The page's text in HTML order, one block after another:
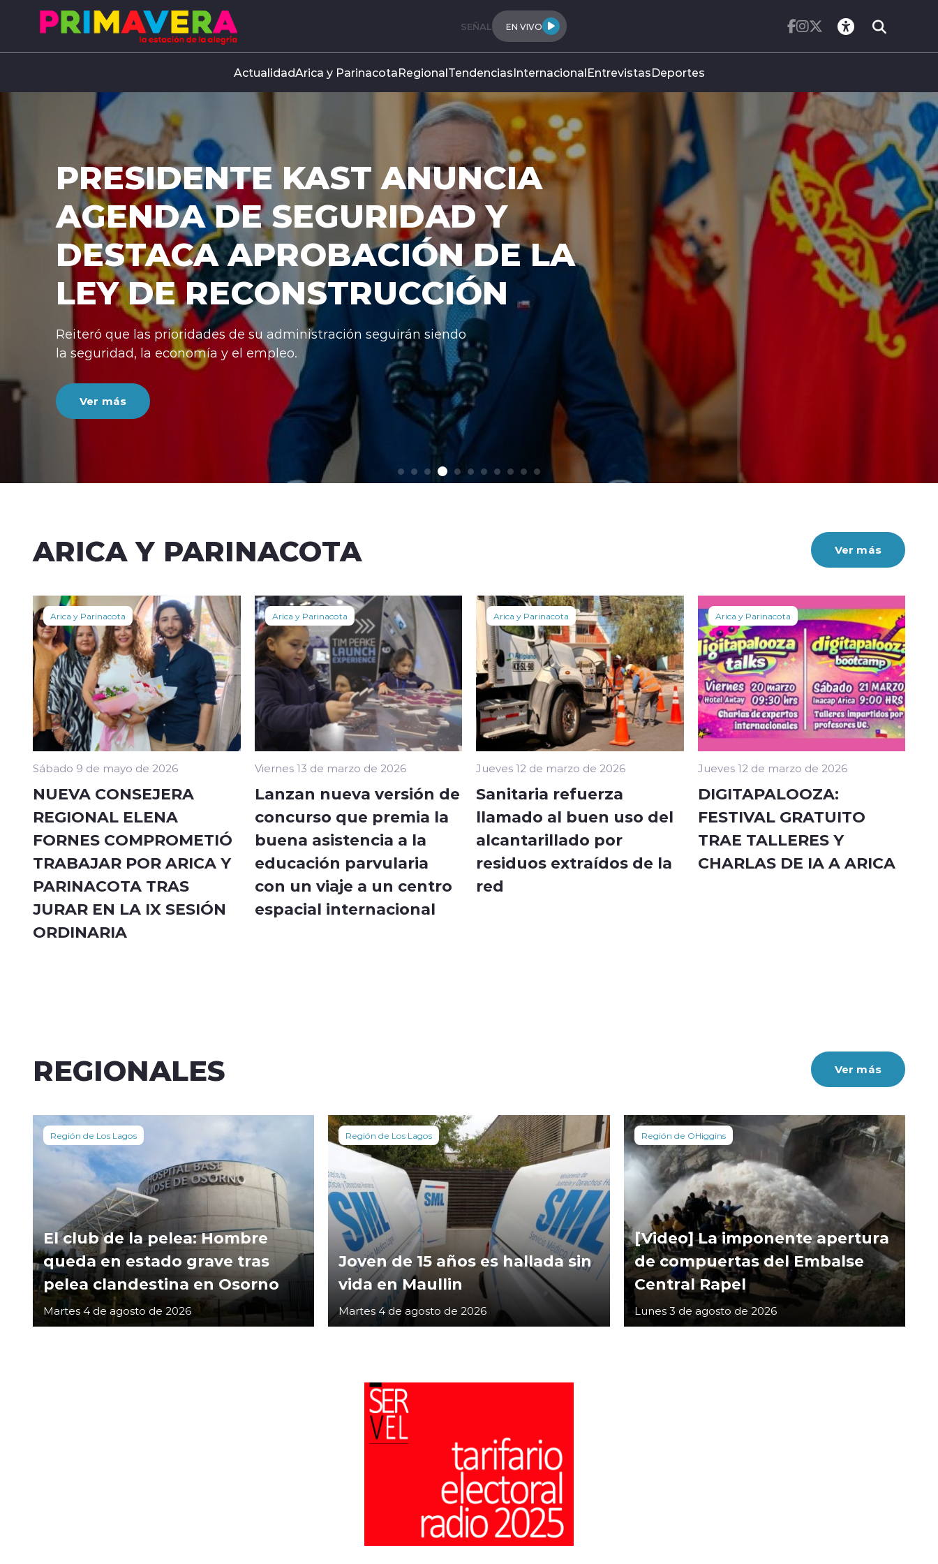
SEÑAL EN VIVO
ActualidadArica y ParinacotaRegionalTendenciasInternacionalEntrevistasDeportes
PRESIDENTE KAST ANUNCIA
AGENDA DE SEGURIDAD Y
DESTACA APROBACIÓN DE LA
LEY DE RECONSTRUCCIÓN
Reiteró que las prioridades de su administración seguirán siendo
la seguridad, la economía y el empleo.
Ver más
ARICA Y PARINACOTA Ver más
Arica y Parinacota
Sábado 9 de mayo de 2026
NUEVA CONSEJERA
REGIONAL ELENA
FORNES COMPROMETIÓ
TRABAJAR POR ARICA Y
PARINACOTA TRAS
JURAR EN LA IX SESIÓN
ORDINARIA
Arica y Parinacota
Viernes 13 de marzo de 2026
Lanzan nueva versión de
concurso que premia la
buena asistencia a la
educación parvularia
con un viaje a un centro
espacial internacional
Arica y Parinacota
Jueves 12 de marzo de 2026
Sanitaria refuerza
llamado al buen uso del
alcantarillado por
residuos extraídos de la
red
Arica y Parinacota
Jueves 12 de marzo de 2026
DIGITAPALOOZA:
FESTIVAL GRATUITO
TRAE TALLERES Y
CHARLAS DE IA A ARICA
REGIONALES Ver más
Región de Los Lagos
El club de la pelea: Hombre
queda en estado grave tras
pelea clandestina en Osorno
Martes 4 de agosto de 2026
Región de Los Lagos
Joven de 15 años es hallada sin
vida en Maullin
Martes 4 de agosto de 2026
Región de OHiggins
[Video] La imponente apertura
de compuertas del Embalse
Central Rapel
Lunes 3 de agosto de 2026